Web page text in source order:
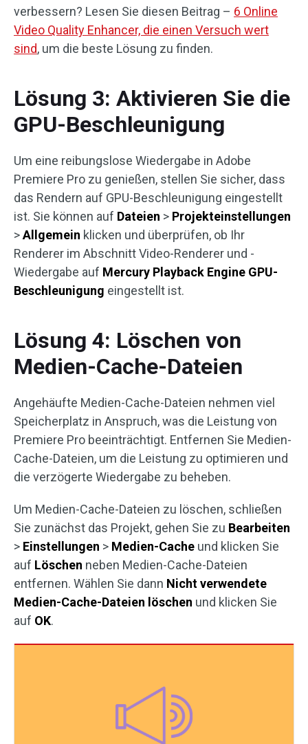
verbessern? Lesen Sie diesen Beitrag – 6 Online
Video Quality Enhancer, die einen Versuch wert
sind, um die beste Lösung zu finden.
Lösung 3: Aktivieren Sie die
GPU-Beschleunigung
Um eine reibungslose Wiedergabe in Adobe
Premiere Pro zu genießen, stellen Sie sicher, dass
das Rendern auf GPU-Beschleunigung eingestellt
ist. Sie können auf Dateien > Projekteinstellungen
>Allgemein klicken und überprüfen, ob Ihr
Renderer im Abschnitt Video-Renderer und -
Wiedergabe auf Mercury Playback Engine GPU-
Beschleunigung eingestellt ist.
Lösung 4: Löschen von
Medien-Cache-Dateien
Angehäufte Medien-Cache-Dateien nehmen viel
Speicherplatz in Anspruch, was die Leistung von
Premiere Pro beeinträchtigt. Entfernen Sie Medien-
Cache-Dateien, um die Leistung zu optimieren und
die verzögerte Wiedergabe zu beheben.
Um Medien-Cache-Dateien zu löschen, schließen
Sie zunächst das Projekt, gehen Sie zu Bearbeiten
> Einstellungen > Medien-Cache und klicken Sie
auf Löschen neben Medien-Cache-Dateien
entfernen. Wählen Sie dann Nicht verwendete
Medien-Cache-Dateien löschen und klicken Sie
auf OK.